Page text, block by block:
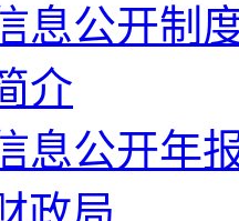
息公开制
介
息公开年